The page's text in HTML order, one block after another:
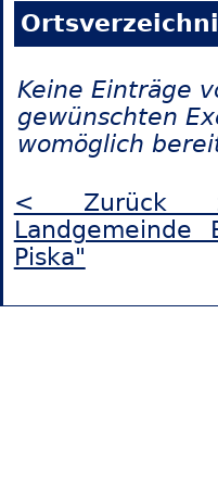
Keine Einträge
gewünschten
womöglich
< Zurück
Landgemeinde
Piska"